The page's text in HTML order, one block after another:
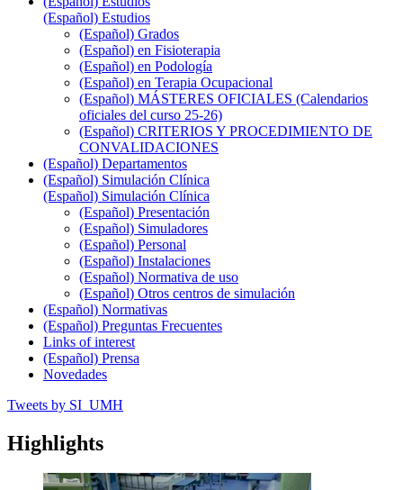
(Español) Estudios
(Español) Grados
(Español) en Fisioterapia
(Español) en Podología
(Español) en Terapia Ocupacional
(Español) MÁSTERES OFICIALES (Calendarios
oficiales del curso 25-26)
(Español) CRITERIOS Y PROCEDIMIENTO DE
CONVALIDACIONES
(Español) Departamentos
(Español) Simulación Clínica
(Español) Simulación Clínica
(Español) Presentación
(Español) Simuladores
(Español) Personal
(Español) Instalaciones
(Español) Normativa de uso
(Español) Otros centros de simulación
(Español) Normativas
(Español) Preguntas Frecuentes
Links of interest
(Español) Prensa
Novedades
Tweets by SI_UMH
Highlights